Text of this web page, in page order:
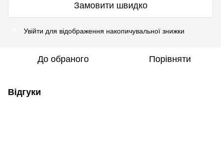
Замовити швидко
Увійти для відображення накопичувальної знижки
До обраного Порівняти
Відгуки